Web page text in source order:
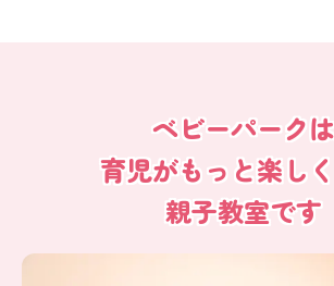
ベビーパークは
育児がもっと楽し
親子教室です